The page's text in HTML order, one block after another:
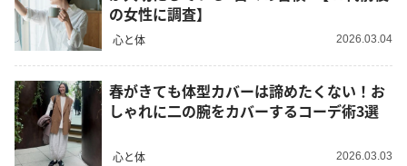
の女性に調査】
心と体 2026.03.04
春がきても体型カバーは諦めたくない！お
しゃれに二の腕をカバーするコーデ術3選
心と体 2026.03.03